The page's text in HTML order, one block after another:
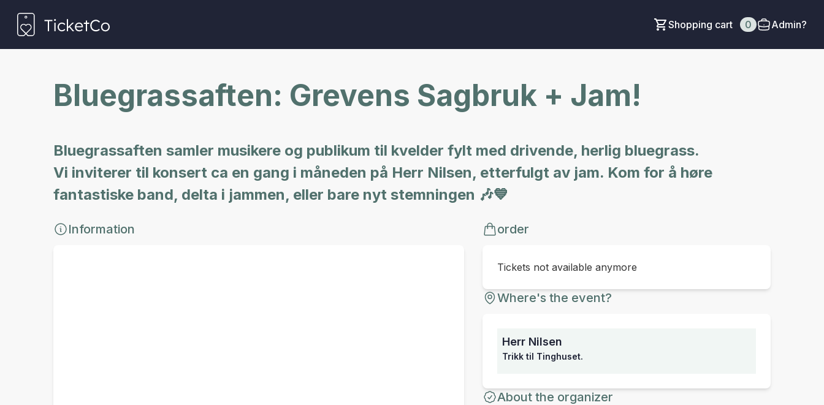
Shopping cart 0 Admin?
Bluegrassaften: Grevens Sagbruk + Jam!
Bluegrassaften samler musikere og publikum til kvelder fylt med drivende, herlig bluegrass.
Vi inviterer til konsert ca en gang i måneden på Herr Nilsen, etterfulgt av jam. Kom for å høre
fantastiske band, delta i jammen, eller bare nyt stemningen 🎶💙
Information order
Tickets not available anymore
Where's the event?
Herr Nilsen
Trikk til Tinghuset.
About the organizer